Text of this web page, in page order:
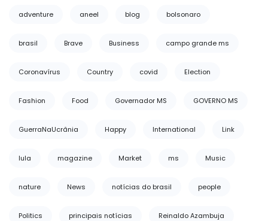
adventure aneel blog bolsonaro
brasil Brave Business campo grande ms
Coronavírus Country covid Election
Fashion Food Governador MS GOVERNO MS
GuerraNaUcrânia Happy International Link
lula magazine Market ms Music
nature News notícias do brasil people
Politics principais notícias Reinaldo Azambuja